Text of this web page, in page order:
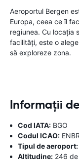
Aeroportul Bergen
Europa, ceea ce îl
regiunea. Cu locația
facilități, este o
să exploreze zona.
Informații
Cod IATA: BGO
Codul ICAO: ENBR
Tipul de aeroport:
Altitudine: 246